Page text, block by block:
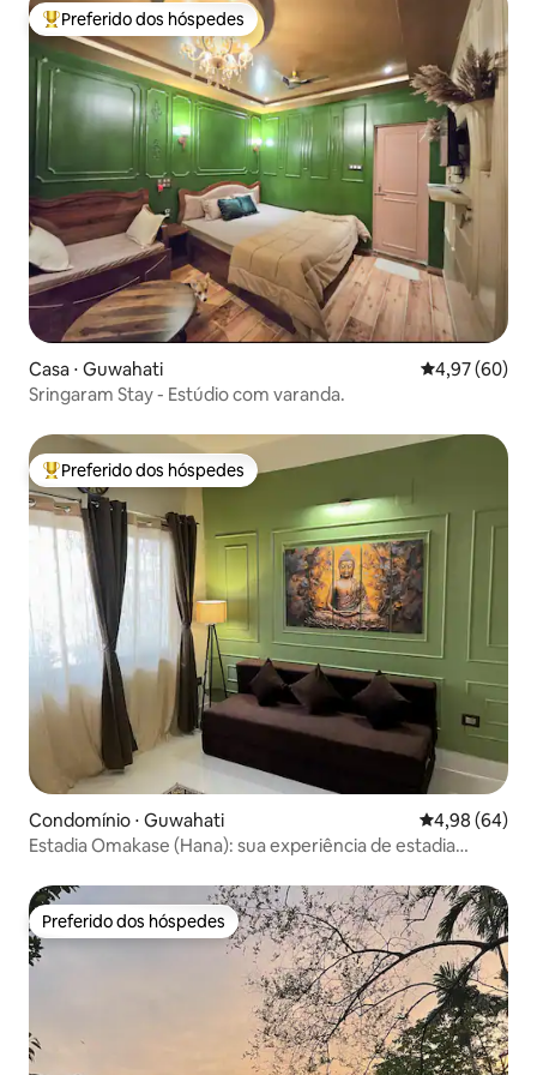
Entre os melhores preferidos dos hóspedes
Preferido dos hóspedes
Casa ⋅ Guwahati 4,97 de uma
4,97 (60)
Sringaram Stay - Estúdio com varanda.
Entre os melhores preferidos dos hóspedes
Preferido dos hóspedes
Condomínio ⋅ Guwahati 4,98 de uma
4,98 (64)
Estadia Omakase (Hana): sua experiência de estadia
Preferido dos hóspedes
Preferido dos hóspedes